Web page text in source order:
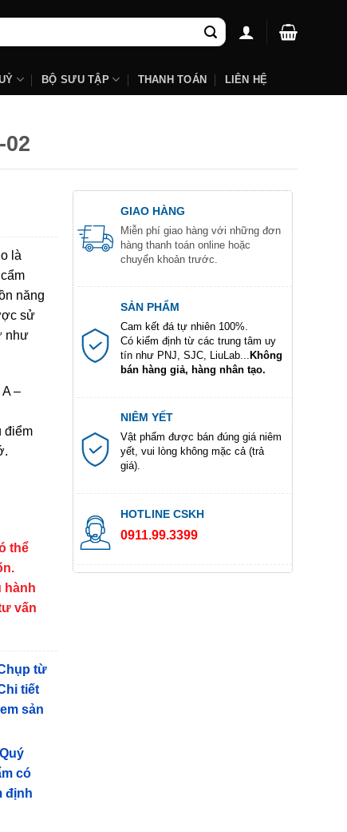
BỘ SƯU TẬP THANH TOÁN LIÊN HỆ
là
năng
sử
như
–
điểm
thể
hành
vấn
từ
tiết
sản
có
định
GIAO HÀNG
Miễn phí giao hàng với những đơn
hàng thanh toán online hoặc
chuyển khoản trước.
SẢN PHẨM
Cam kết đá tự nhiên 100%.
Có kiểm định từ các trung tâm uy
tín như PNJ, SJC, LiuLab...
Không
bán hàng giả, hàng nhân tạo.
NIÊM YẾT
Vật phẩm được bán đúng giá niêm
yết, vui lòng không mặc cả (trả
giá).
HOTLINE CSKH
0911.99.3399